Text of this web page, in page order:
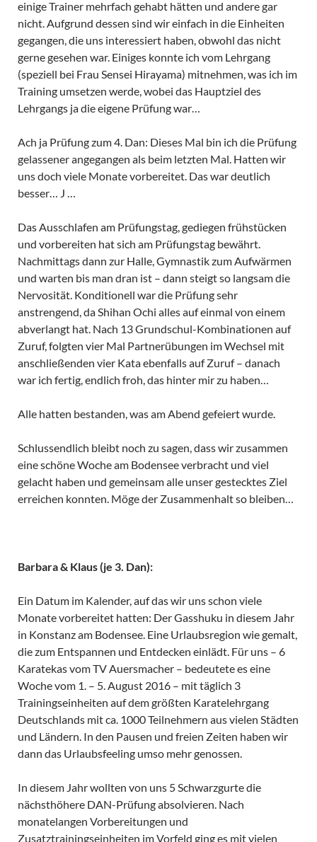
einige Trainer mehrfach gehabt hätten und andere gar
nicht. Aufgrund dessen sind wir einfach in die Einheiten
gegangen, die uns interessiert haben, obwohl das nicht
gerne gesehen war. Einiges konnte ich vom Lehrgang
(speziell bei Frau Sensei Hirayama) mitnehmen, was ich im
Training umsetzen werde, wobei das Hauptziel des
Lehrgangs ja die eigene Prüfung war…
Ach ja Prüfung zum 4. Dan: Dieses Mal bin ich die Prüfung
gelassener angegangen als beim letzten Mal. Hatten wir
uns doch viele Monate vorbereitet. Das war deutlich
besser… J …
Das Ausschlafen am Prüfungstag, gediegen frühstücken
und vorbereiten hat sich am Prüfungstag bewährt.
Nachmittags dann zur Halle, Gymnastik zum Aufwärmen
und warten bis man dran ist – dann steigt so langsam die
Nervosität. Konditionell war die Prüfung sehr
anstrengend, da Shihan Ochi alles auf einmal von einem
abverlangt hat. Nach 13 Grundschul-Kombinationen auf
Zuruf, folgten vier Mal Partnerübungen im Wechsel mit
anschließenden vier Kata ebenfalls auf Zuruf – danach
war ich fertig, endlich froh, das hinter mir zu haben…
Alle hatten bestanden, was am Abend gefeiert wurde.
Schlussendlich bleibt noch zu sagen, dass wir zusammen
eine schöne Woche am Bodensee verbracht und viel
gelacht haben und gemeinsam alle unser gestecktes Ziel
erreichen konnten. Möge der Zusammenhalt so bleiben…
Barbara & Klaus (je 3. Dan):
Ein Datum im Kalender, auf das wir uns schon viele
Monate vorbereitet hatten: Der Gasshuku in diesem Jahr
in Konstanz am Bodensee. Eine Urlaubsregion wie gemalt,
die zum Entspannen und Entdecken einlädt. Für uns – 6
Karatekas vom TV Auersmacher – bedeutete es eine
Woche vom 1. – 5. August 2016 – mit täglich 3
Trainingseinheiten auf dem größten Karatelehrgang
Deutschlands mit ca. 1000 Teilnehmern aus vielen Städten
und Ländern. In den Pausen und freien Zeiten haben wir
dann das Urlaubsfeeling umso mehr genossen.
In diesem Jahr wollten von uns 5 Schwarzgurte die
nächsthöhere DAN-Prüfung absolvieren. Nach
monatelangen Vorbereitungen und
Zusatztrainingseinheiten im Vorfeld ging es mit vielen